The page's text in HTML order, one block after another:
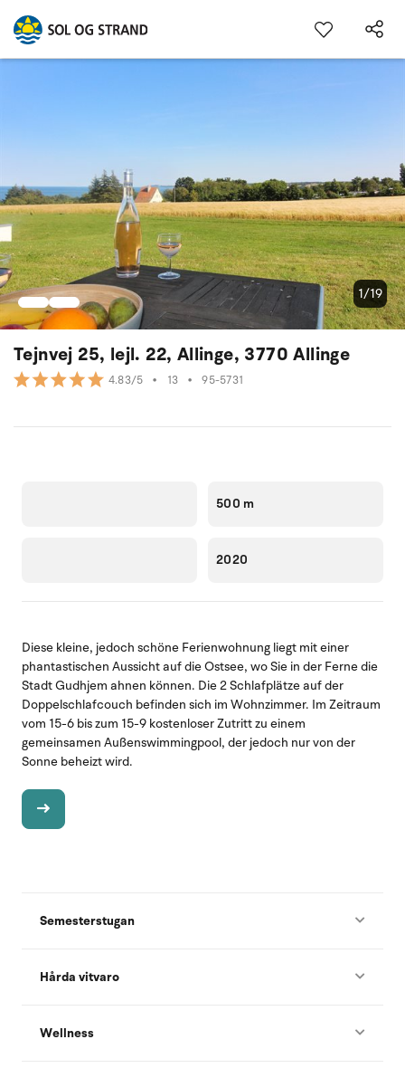
Tejnvej 25, lejl. 22, Allinge, 3770 Allinge
4.83/5 • 13 • 95-5731
1/19
500 m
2020
Diese kleine, jedoch schöne Ferienwohnung liegt mit einer
phantastischen Aussicht auf die Ostsee, wo Sie in der Ferne die
Stadt Gudhjem ahnen können. Die 2 Schlafplätze auf der
Doppelschlafcouch befinden sich im Wohnzimmer. Im Zeitraum
vom 15-6 bis zum 15-9 kostenloser Zutritt zu einem
gemeinsamen Außenswimmingpool, der jedoch nur von der
Sonne beheizt wird.
Semesterstugan
Hårda vitvaro
Wellness